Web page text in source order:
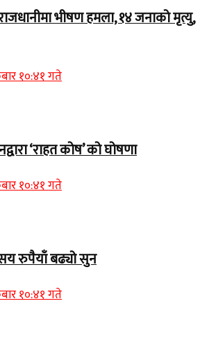
भीषण हमला, १४ जनाको मृत्यु,
१०:४१ गते
‘राहत कोष’ को घोषणा
१०:४१ गते
रुपैयाँ बढ्यो सुन
१०:४१ गते